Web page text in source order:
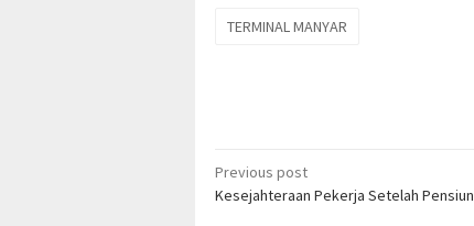
TERMINAL MANYAR
Post
navigation
Previous post
Kesejahteraan Pekerja Setelah Pensiun